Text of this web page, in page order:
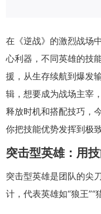
在《逆战》的激烈战场
心利器，不同英雄的技
援，从生存续航到爆发
辑，想要成为战场主宰
释放时机和搭配技巧，
你把技能优势发挥到极致
突击型英雄：用
突击型英雄是团队的尖
计，代表英雄如“狼王”“